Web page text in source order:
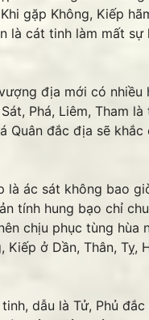
gặp Không, Kiếp
là cát tinh làm mất sự
địa mới có
Phá, Liêm, Tham
Quân đắc địa sẽ khắc
là ác sát không bao
tính hung bạo chỉ
chịu phục tùng hùa
Kiếp ở Dần, Thân, Tỵ,
dẫu là Tử, Phủ